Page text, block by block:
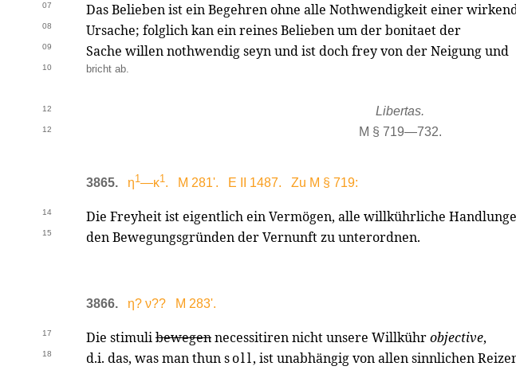
07 Das Belieben ist ein Begehren ohne alle Nothwendigkeit einer
08 Ursache; folglich kan ein reines Belieben um der bonitaet der
09 Sache willen nothwendig seyn und ist doch frey von der Neigung und
10 bricht ab.
12 Libertas.
12 M § 719—732.
3865. η1—κ1. M 281'. E II 1487. Zu M § 719:
14 Die Freyheit ist eigentlich ein Vermögen, alle willkührliche
15 den Bewegungsgründen der Vernunft zu unterordnen.
3866. η? ν?? M 283'.
17 Die stimulibewegennecessitiren nicht unsere Willkührobjective,
18 d.i. das, was man thunsoll, ist unabhängig von allen sinnlichen